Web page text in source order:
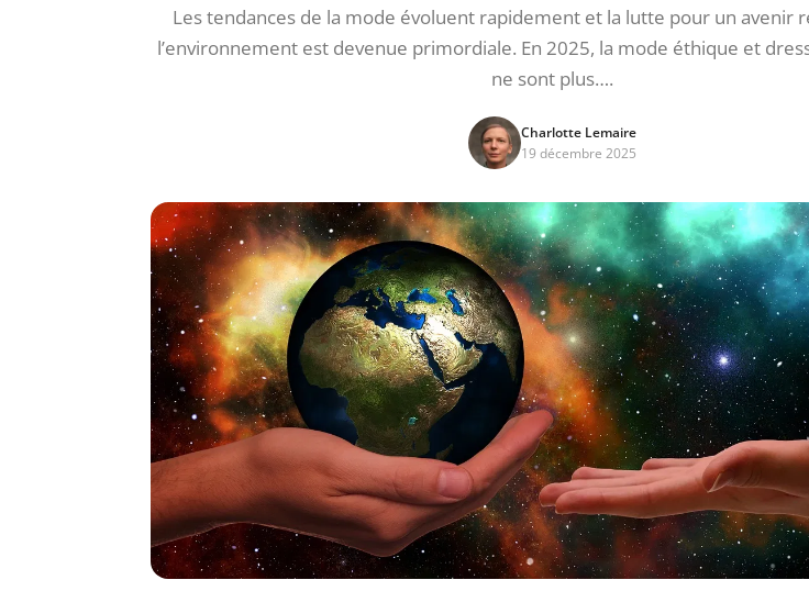
Les tendances de la mode évoluent rapidement et la lutte pour un avenir
l’environnement est devenue primordiale. En 2025, la mode éthique et
ne sont plus….
Charlotte Lemaire
19 décembre 2025